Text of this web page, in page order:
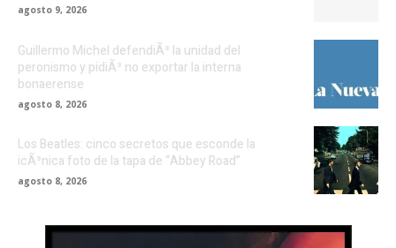
agosto 9, 2026
Guillermo Michel defendiÃ³ la unidad del
peronismo y pidiÃ³ no exportar la interna
bonaerense
agosto 8, 2026
Los Beatles: cinco secretos que esconde la
icÃ³nica foto de la tapa de “Abbey Road”
agosto 8, 2026